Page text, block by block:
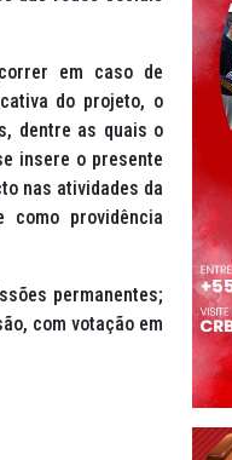
em caso de
do projeto, o
dentre as quais o
insere o presente
nas atividades da
providência
permanentes;
com votação em